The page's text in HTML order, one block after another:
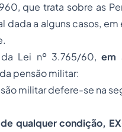
que trata sobre as
dada a alguns casos,
Lei nº 3.765/60,em
pensão militar:
militar defere-se na
qualquer condição,